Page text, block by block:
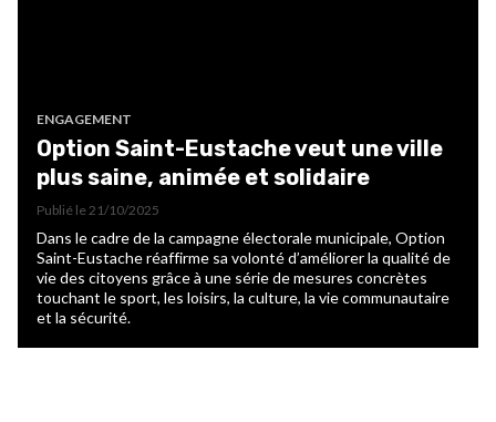
ENGAGEMENT
Option Saint-Eustache veut une ville
plus saine, animée et solidaire
Publié le 21/10/2025
Dans le cadre de la campagne électorale municipale, Option
Saint-Eustache réaffirme sa volonté d’améliorer la qualité de
vie des citoyens grâce à une série de mesures concrètes
touchant le sport, les loisirs, la culture, la vie communautaire
et la sécurité.